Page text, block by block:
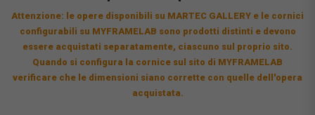
Attenzione: le opere disponibili su MARTEC GALLERY e le cornici
configurabili su MYFRAMELAB sono prodotti distinti e devono
essere acquistati separatamente, ciascuno sul proprio sito.
Quando si configura la cornice sul sito di MYFRAMELAB
verificare che le dimensioni siano corrette con quelle dell'opera
acquistata.